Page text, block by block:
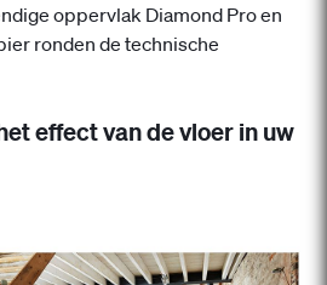
oppervlak Diamond Pro en
ronden de technische
effect van de vloer in uw